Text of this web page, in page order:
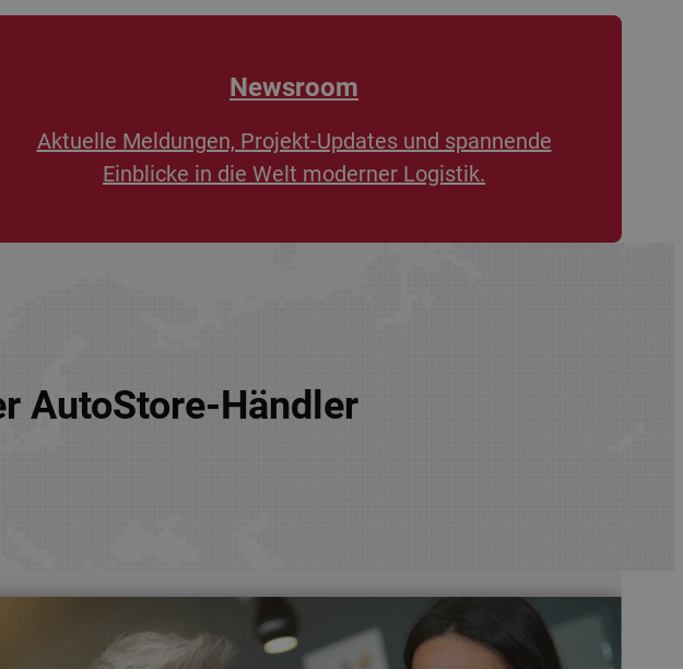
Newsroom
Aktuelle Meldungen, Projekt-Updates und spannende
Einblicke in die Welt moderner Logistik.
AutoStore-Händler